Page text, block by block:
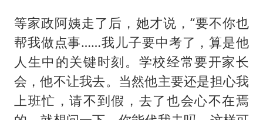
等家政阿姨走了后，她才说，“要不你也
帮我做点事……我儿子要中考了，算是他
人生中的关键时刻。学校经常要开家长
会，他不让我去。当然他主要还是担心我
上班忙，请不到假，去了也会心不在焉